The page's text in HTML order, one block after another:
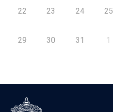
22 23 24 25
29 30 31 1